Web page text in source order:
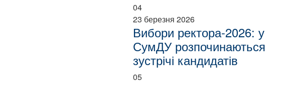
04
23 березня 2026
Вибори ректора-2026: у
СумДУ розпочинаються
зустрічі кандидатів
05